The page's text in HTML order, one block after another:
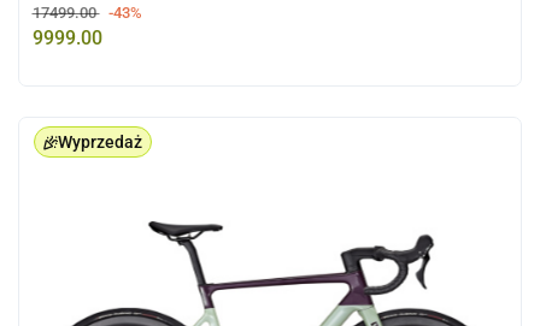
17499.00 -43%
9999.00
Wyprzedaż